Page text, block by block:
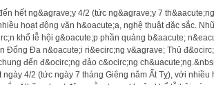
4/2 (tức ngày 7 tháng Giêng năm Ất Tỵ), với nhiều